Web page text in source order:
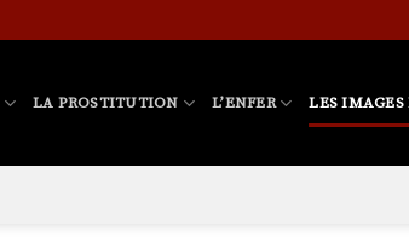
LA PROSTITUTION L’ENFER LES IMAGES